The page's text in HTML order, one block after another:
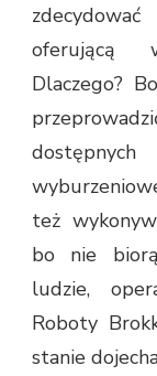
oferującą
Dlaczego?
też
bo nie
ludzie,
Roboty
stanie